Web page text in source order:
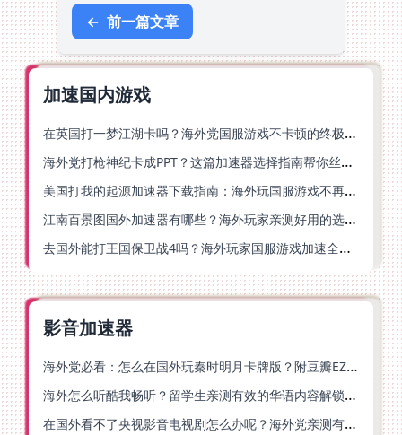
← 前一篇文章
加速国内游戏
在英国打一梦江湖卡吗？海外党国服游戏不卡顿的终极解法
海外党打枪神纪卡成PPT？这篇加速器选择指南帮你丝滑上分
美国打我的起源加速器下载指南：海外玩国服游戏不再卡的终极方案
江南百景图国外加速器有哪些？海外玩家亲测好用的选择与避坑指南
去国外能打王国保卫战4吗？海外玩家国服游戏加速全攻略（附公主连结幻想江湖实测）
影音加速器
海外党必看：怎么在国外玩秦时明月卡牌版？附豆瓣EZCast地区限制破解法
海外怎么听酷我畅听？留学生亲测有效的华语内容解锁指南
在国外看不了央视影音电视剧怎么办呢？海外党亲测有效的回国加速方案